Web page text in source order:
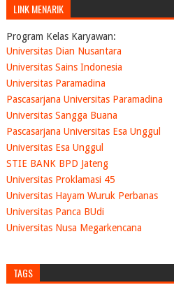
LINK MENARIK
Program Kelas Karyawan:
Universitas Dian Nusantara
Universitas Sains Indonesia
Universitas Paramadina
Pascasarjana Universitas Paramadina
Universitas Sangga Buana
Pascasarjana Universitas Esa Unggul
Universitas Esa Unggul
STIE BANK BPD Jateng
Universitas Proklamasi 45
Universitas Hayam Wuruk Perbanas
Universitas Panca BUdi
Universitas Nusa Megarkencana
TAGS